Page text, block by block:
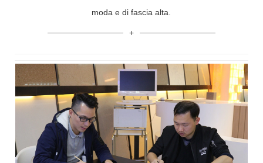
moda e di fascia alta.